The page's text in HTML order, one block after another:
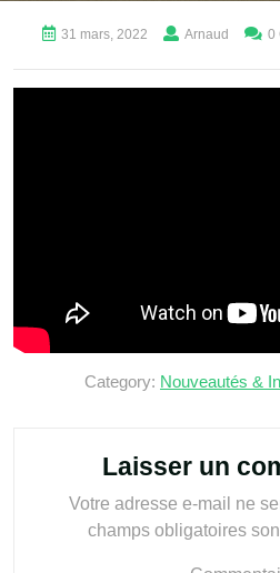
31 mars, 2022 Arnaud 0
Category: Nouveautés &
Laisser un
Votre adresse e-mail ne
champs obligatoires